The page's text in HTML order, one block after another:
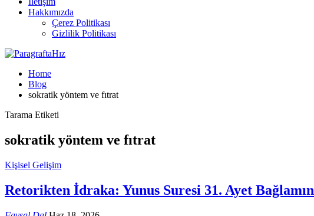
Hakkımızda
Çerez Politikası
Gizlilik Politikası
Home
Blog
sokratik yöntem ve fıtrat
Tarama Etiketi
sokratik yöntem ve fıtrat
Kişisel Gelişim
Retorikten İdraka: Yunus Suresi 31. Ayet